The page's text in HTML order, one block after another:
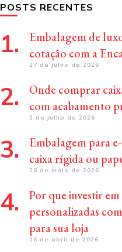
POSTS RECENTES
Embalagem de
cotação com a
27 de julho de 2026
Onde comprar
com acabamento
1 de julho de 2026
Embalagem para
caixa rígida ou
26 de maio de 2026
Por que investir em
personalizadas
para sua loja
16 de abril de 2026